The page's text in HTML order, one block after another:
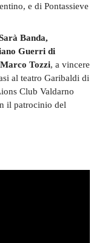
e di Pontassieve
Banda,
Guerri di
Tozzi, a vincere
al teatro Garibaldi di
Club Valdarno
il patrocinio del